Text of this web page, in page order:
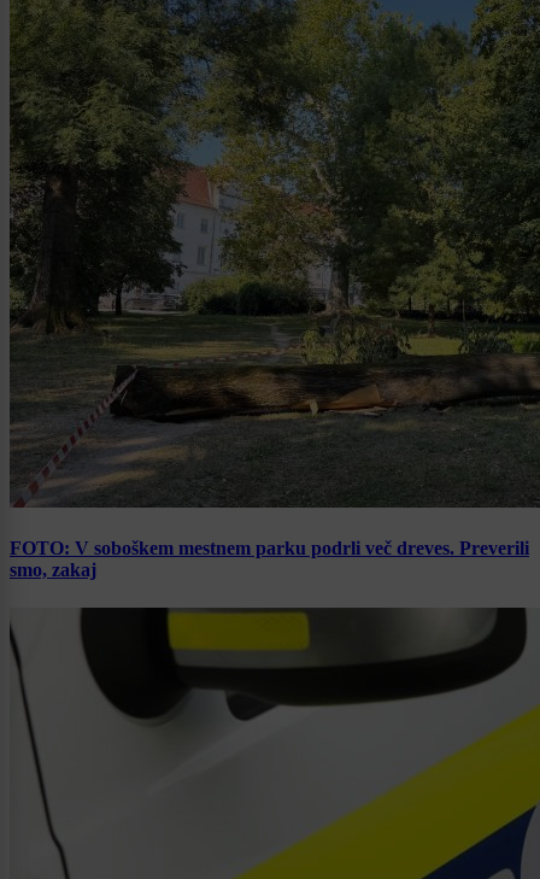
FOTO: V soboškem mestnem parku podrli več dreves. Preverili
smo, zakaj